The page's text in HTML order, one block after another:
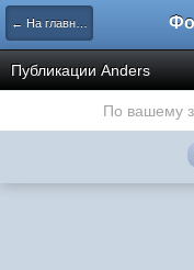
← На главную
Публикации Anders
По вашему